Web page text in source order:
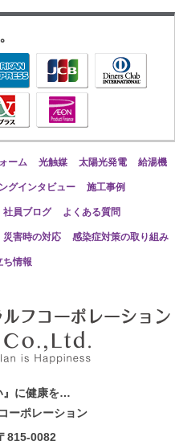
ーム 光触媒 太陽光発電 給湯機
グインタビュー 施工事例
社員ブログ よくある質問
災害時の対応 感染症対策の取り組み
ち情報
』に健康を…
ーポレーション
815-0082